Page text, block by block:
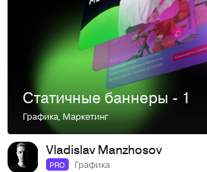
Статичные баннеры - 1
Графика,Маркетинг
Vladislav Manzhosov
PRO Графика